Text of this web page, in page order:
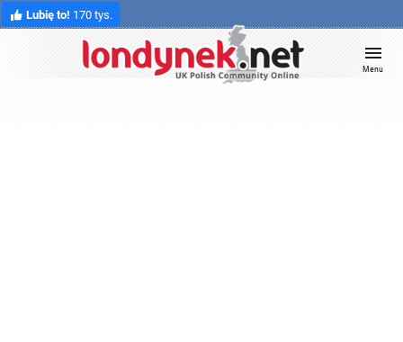
Lubię to! 170 tys.
Menu